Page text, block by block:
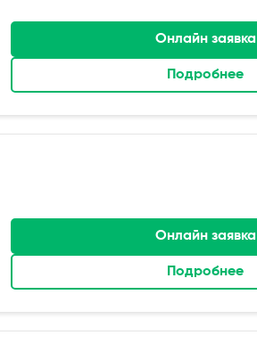
Онлайн заявка
Подробнее
Онлайн заявка
Подробнее